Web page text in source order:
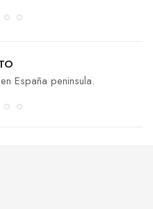
España peninsula.